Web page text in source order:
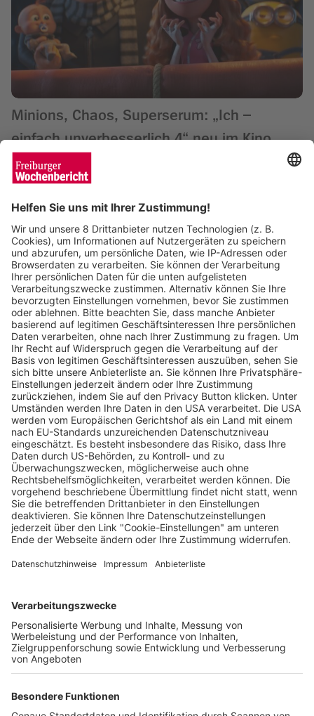
Minions, Chaos, Superserum: „Ich –
einfach unverbesserlich 4“ neu im Kino
Unbekannte klauen Eier aus dem
Mundenhof
Wochenbericht 10.04.2024
Freiburger Wochenbericht
Der Wochenbericht
wurde zum 31. Juli 2026
eingestellt.